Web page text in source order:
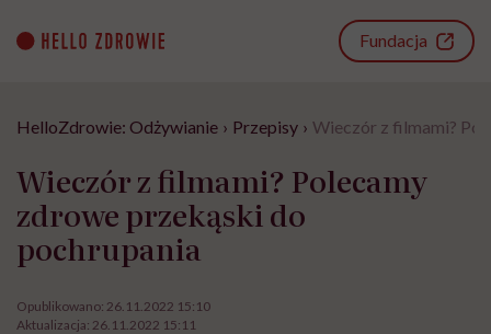
content
Fundacja
HelloZdrowie: Odżywianie › Przepisy › Wieczór z filmami?
Wieczór z filmami? Polecamy
zdrowe przekąski do
pochrupania
Opublikowano: 26.11.2022 15:10
Aktualizacja: 26.11.2022 15:11